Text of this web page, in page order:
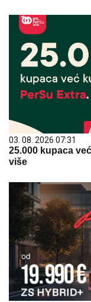
03. 08. 2026 07:31
25.000 kupaca
više